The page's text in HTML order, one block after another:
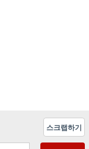
스크랩하기